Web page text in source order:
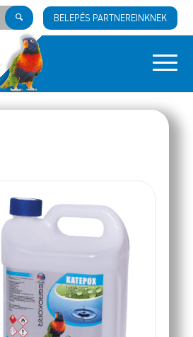
BELEPÉS PARTNEREINKNEK